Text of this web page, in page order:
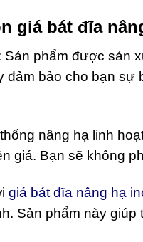
giá bát đĩa
phẩm được sản
đảm bảo cho bạn
nâng hạ linh
giá. Bạn sẽ không
giá bát đĩa nâng hạ
Sản phẩm này